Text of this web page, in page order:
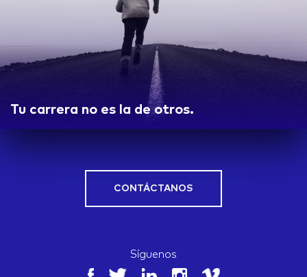
Tu carrera no es la de otros.
CONTÁCTANOS
Síguenos